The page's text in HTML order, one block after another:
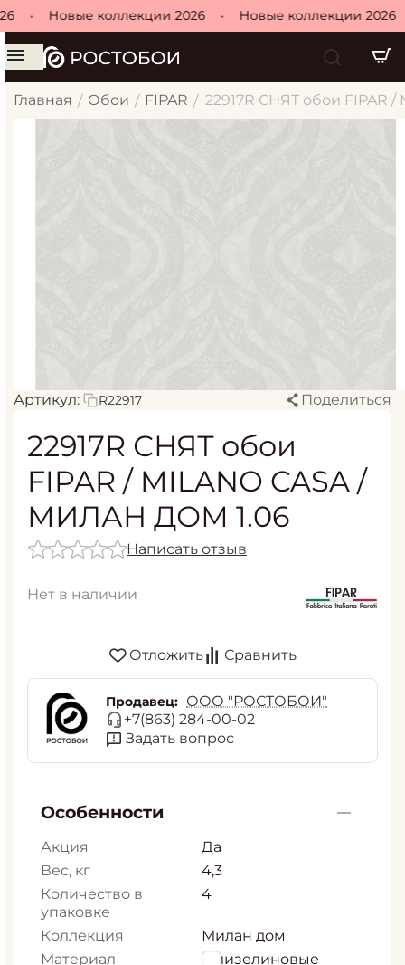
Новые коллекции 2026 Новые коллекции 2026
Главная / Обои / FIPAR / 22917R СНЯТ обои FIPAR
Артикул: R22917 Поделиться
22917R СНЯТ обои
FIPAR / MILANO CASA /
МИЛАН ДОМ 1.06
Написать отзыв
Нет в наличии
Отложить Сравнить
Продавец: ООО "РОСТОБОИ"
+7(863) 284-00-02
Задать вопрос
Особенности
Акция
Да
Вес, кг
4,3
Количество в
упаковке
4
Коллекция
Милан дом
Материал
Флизелиновые